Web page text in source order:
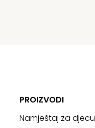
PROIZVODI
Namještaj za djecu